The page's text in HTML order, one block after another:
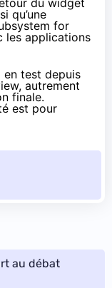
du widget
qu’une
for
les applications
en test depuis
autrement
finale.
est pour
au débat